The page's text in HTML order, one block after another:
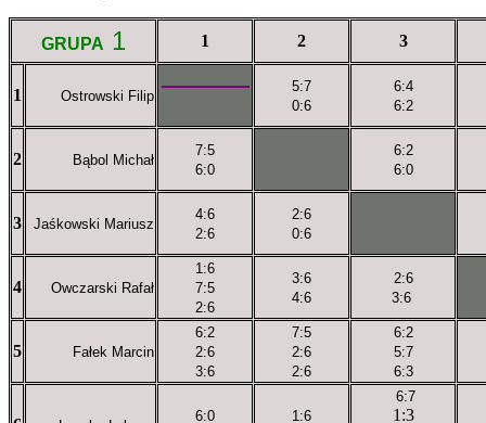
GRUPA 1 1 2 3
1 Ostrowski Filip
5:7
0:6
6:4
6:2
2 Bąbol Michał
7:5
6:0
6:2
6:0
3 Jaśkowski Mariusz
4:6
2:6
2:6
0:6
4 Owczarski Rafał
1:6
7:5
2:6
3:6
4:6
2:6
3:6
5 Fałek Marcin
6:2
2:6
3:6
7:5
2:6
2:6
6:2
5:7
6:3
6:0 1:6
6:7
1:3